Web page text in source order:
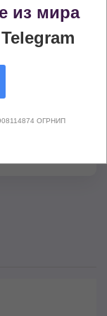
Мудра (Печать
из мира
Telegram
ОГРНИП